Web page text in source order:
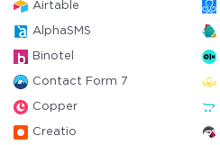
Airtable
AlphaSMS
Binotel
Contact Form 7
Copper
Creatio